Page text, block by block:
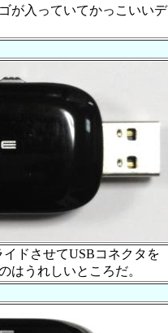
が入っていてかっこいいデ
イドさせてUSBコネクタを
はうれしいところだ。